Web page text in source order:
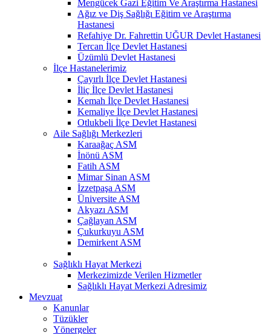
Mengücek Gazi Eğitim Ve Araştırma Hastanesi
Ağız ve Diş Sağlığı Eğitim ve Araştırma
Hastanesi
Refahiye Dr. Fahrettin UĞUR Devlet Hastanesi
Tercan İlçe Devlet Hastanesi
Üzümlü Devlet Hastanesi
İlçe Hastanelerimiz
Çayırlı İlçe Devlet Hastanesi
İliç İlçe Devlet Hastanesi
Kemah İlçe Devlet Hastanesi
Kemaliye İlçe Devlet Hastanesi
Otlukbeli İlçe Devlet Hastanesi
Aile Sağlığı Merkezleri
Karaağaç ASM
İnönü ASM
Fatih ASM
Mimar Sinan ASM
İzzetpaşa ASM
Üniversite ASM
Akyazı ASM
Çağlayan ASM
Çukurkuyu ASM
Demirkent ASM
Sağlıklı Hayat Merkezi
Merkezimizde Verilen Hizmetler
Sağlıklı Hayat Merkezi Adresimiz
Mevzuat
Kanunlar
Tüzükler
Yönergeler